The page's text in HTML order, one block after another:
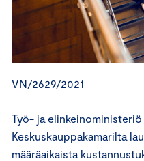
VN/2629/2021
Työ- ja
Keskuskauppakamarilta
määräaikaista